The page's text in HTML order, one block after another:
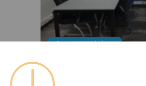
093846***54
لمینت پارکت قرنیز